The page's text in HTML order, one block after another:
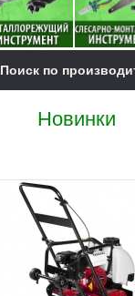
Поиск по
Новинки